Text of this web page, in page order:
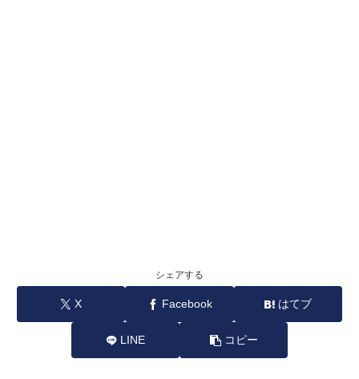
シェアする
X Facebook はてブ
LINE コピー